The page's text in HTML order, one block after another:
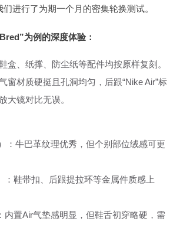
进行了为期一个月的密集轮换测试。
为例的深度体验：
鞋盒、纸撑、防尘纸等配件均按原样复刻。
窗材质硬挺且孔洞均匀，后跟“Nike Air”标
大镜对比无误。
：牛巴革纹理优秀，但个别部位绒感可更
：鞋带扣、后跟提拉环等金属件质感上
内置Air气垫感明显，但鞋舌初穿略硬，需